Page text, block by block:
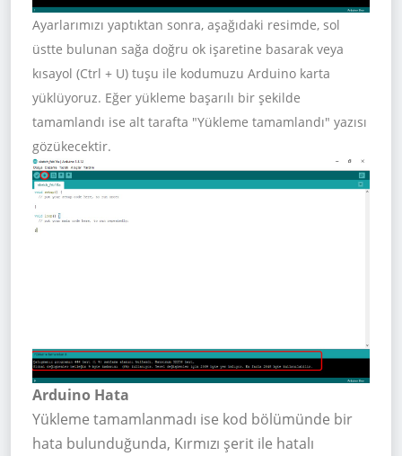
Ayarlarımızı yaptıktan sonra, aşağıdaki resimde, sol
üstte bulunan sağa doğru ok işaretine basarak veya
kısayol (Ctrl + U) tuşu ile kodumuzu Arduino karta
yüklüyoruz. Eğer yükleme başarılı bir şekilde
tamamlandı ise alt tarafta "Yükleme tamamlandı" yazısı
gözükecektir.
Arduino Hata
Yükleme tamamlanmadı ise kod bölümünde bir
hata bulunduğunda, Kırmızı şerit ile hatalı